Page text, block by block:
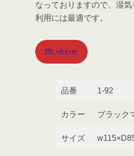
なっておりますので、湿
利用には最適です。
問い合わせ
品番 1-92
カラー ブラック
サイズ